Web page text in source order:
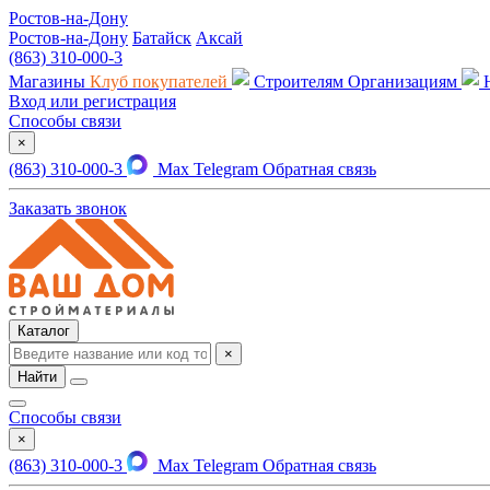
Ростов-на-Дону
Ростов-на-Дону Батайск Аксай
(863) 310-000-3
Магазины Клуб покупателей Строителям Организациям
Вход или регистрация
Способы связи
×
(863) 310-000-3 Max Telegram Обратная связь
Заказать звонок
Каталог
×
Найти
Способы связи
×
(863) 310-000-3 Max Telegram Обратная связь